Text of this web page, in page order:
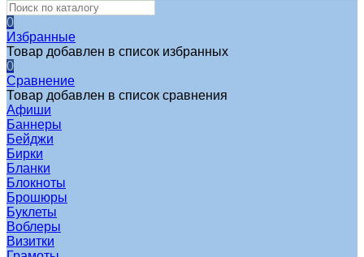
0
Избранные
Товар добавлен в список избранных
0
Сравнение
Товар добавлен в список сравнения
Афиши
Баннеры
Бейджи
Бирки
Бланки
Блокноты
Брошюры
Буклеты
Воблеры
Визитки